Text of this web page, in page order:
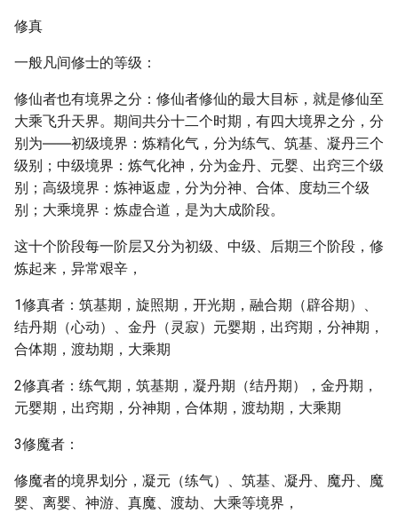
修真
一般凡间修士的等级：
修仙者也有境界之分：修仙者修仙的最大目标，就是修仙至
大乘飞升天界。期间共分十二个时期，有四大境界之分，分
别为――初级境界：炼精化气，分为练气、筑基、凝丹三个
级别；中级境界：炼气化神，分为金丹、元婴、出窍三个级
别；高级境界：炼神返虚，分为分神、合体、度劫三个级
别；大乘境界：炼虚合道，是为大成阶段。
这十个阶段每一阶层又分为初级、中级、后期三个阶段，修
炼起来，异常艰辛，
1修真者：筑基期，旋照期，开光期，融合期（辟谷期）、
结丹期（心动）、金丹（灵寂）元婴期，出窍期，分神期，
合体期，渡劫期，大乘期
2修真者：练气期，筑基期，凝丹期（结丹期），金丹期，
元婴期，出窍期，分神期，合体期，渡劫期，大乘期
3修魔者：
修魔者的境界划分，凝元（练气）、筑基、凝丹、魔丹、魔
婴、离婴、神游、真魔、渡劫、大乘等境界，